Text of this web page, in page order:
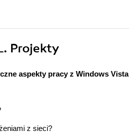
Projekty
aspekty pracy z Windows Vista
z sieci?